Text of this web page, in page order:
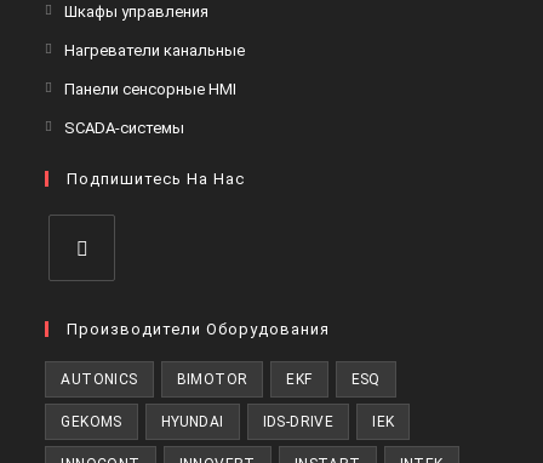
вкладке
вкладке
Шкафы управления
вкладке
Нагреватели канальныеОткроется
Панели сенсорные HMI
вкладке
SCADA-системы
новой
Подпишитесь На Нас
в
вкладке
Производители Оборудования
AUTONICS BIMOTOR EKF ESQ
GEKOMS HYUNDAI IDS-DRIVE IEK